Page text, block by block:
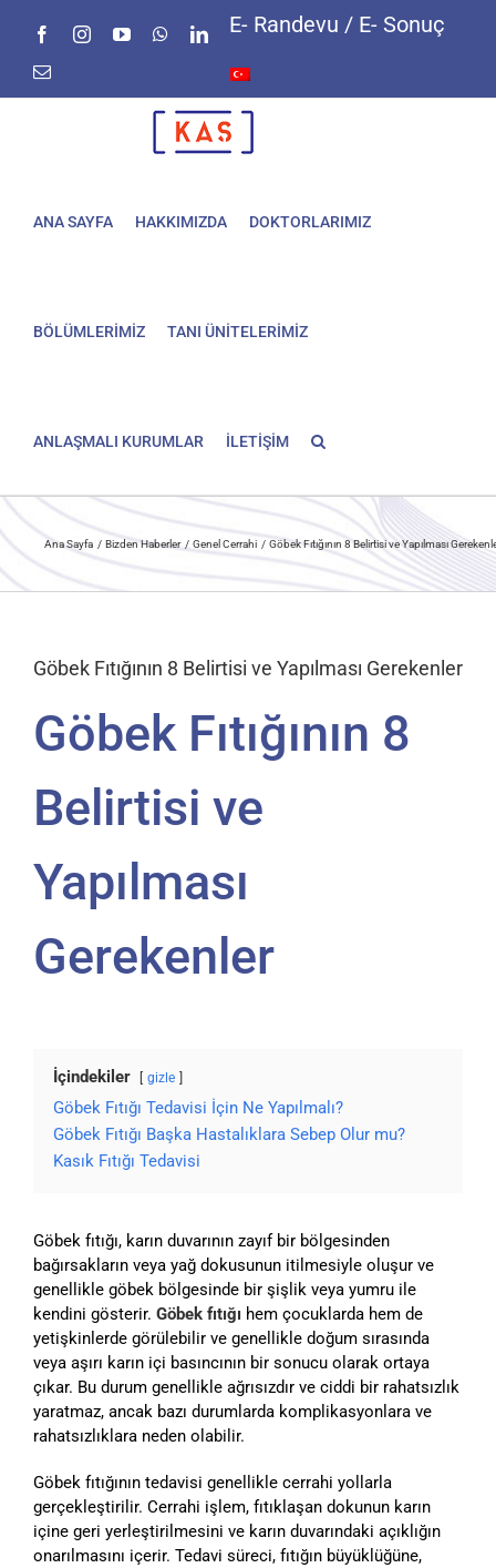
FacebookInstagramYouTubeWhatsAppLinkedIn
E-
E- Randevu / E- Sonuç
ANA SAYFA HAKKIMIZDA DOKTORLARIMIZ
BÖLÜMLERİMİZ TANI ÜNİTELERİMİZ
ANLAŞMALI KURUMLAR İLETİŞİM
Ana Sayfa Bizden Haberler Genel Cerrahi Göbek Fıtığının 8 Belirtisi ve Yapılması
Göbek Fıtığının 8 Belirtisi ve Yapılması Gerekenler
Göbek Fıtığının 8
Belirtisi ve
Yapılması
Gerekenler
İçindekiler gizle
Göbek Fıtığı Tedavisi İçin Ne Yapılmalı?
Göbek Fıtığı Başka Hastalıklara Sebep Olur mu?
Kasık Fıtığı Tedavisi
Göbek fıtığı, karın duvarının zayıf bir bölgesinden
bağırsakların veya yağ dokusunun itilmesiyle oluşur ve
genellikle göbek bölgesinde bir şişlik veya yumru ile
kendini gösterir. Göbek fıtığı hem çocuklarda hem de
yetişkinlerde görülebilir ve genellikle doğum sırasında
veya aşırı karın içi basıncının bir sonucu olarak ortaya
çıkar. Bu durum genellikle ağrısızdır ve ciddi bir rahatsızlık
yaratmaz, ancak bazı durumlarda komplikasyonlara ve
rahatsızlıklara neden olabilir.
Göbek fıtığının tedavisi genellikle cerrahi yollarla
gerçekleştirilir. Cerrahi işlem, fıtıklaşan dokunun karın
içine geri yerleştirilmesini ve karın duvarındaki açıklığın
onarılmasını içerir. Tedavi süreci, fıtığın büyüklüğüne,